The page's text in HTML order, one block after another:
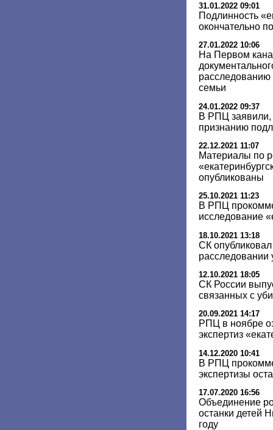
31.01.2022 09:01
Подлинность
окончательно
27.01.2022 10:06
На Первом
расследованию
семьи
24.01.2022 09:37
В РПЦ заявили,
признанию
22.12.2021 11:07
Материалы по
опубликованы
25.10.2021 11:23
В РПЦ
исследование
18.10.2021 13:18
СК опубликовал
расследовании
12.10.2021 18:05
СК России
связанных с
20.09.2021 14:17
РПЦ в ноябре
экспертиз
14.12.2020 10:41
В РПЦ
экспертизы
17.07.2020 16:56
Объединение
останки детей
году